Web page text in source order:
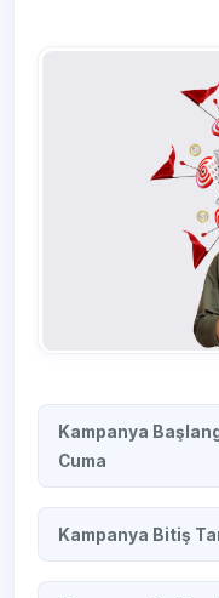
Kampanya
Cuma
Kampanya Bitiş